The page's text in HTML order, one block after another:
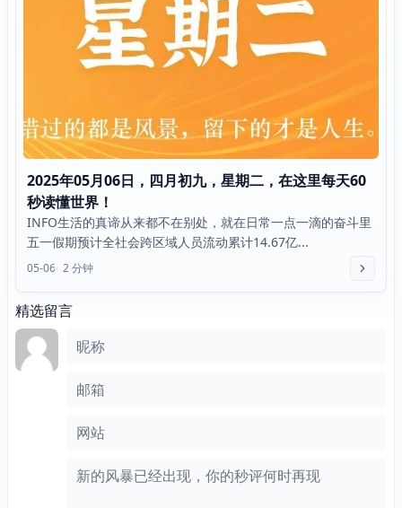
2025年05月06日，四月初九，星期二，在这里每天60
秒读懂世界！
INFO生活的真谛从来都不在别处，就在日常一点一滴的奋斗里
五一假期预计全社会跨区域人员流动累计14.67亿...
05-06 2 分钟
精选留言
昵称
邮箱
网站
评论框